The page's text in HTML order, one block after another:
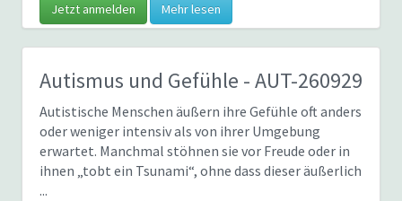
Jetzt anmelden Mehr lesen
Autismus und Gefühle - AUT-260929
Autistische Menschen äußern ihre Gefühle oft anders
oder weniger intensiv als von ihrer Umgebung
erwartet. Manchmal stöhnen sie vor Freude oder in
ihnen „tobt ein Tsunami“, ohne dass dieser äußerlich
...